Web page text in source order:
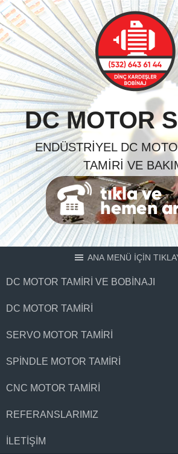
Skip
to
content
DC MOTOR
ENDÜSTRIYEL DC
TAMIRI VE
ANA MENÜ İÇİN
DC MOTOR TAMIRI VE BOBINAJI
DC MOTOR TAMIRI
SERVO MOTOR TAMIRI
SPINDLE MOTOR TAMIRI
CNC MOTOR TAMIRI
REFERANSLARIMIZ
İLETIŞIM